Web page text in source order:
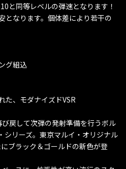
と同等レベルの弾速となります！
となります。個体差により若干の
グ組込
た、モダナイズドVSR
戻して次弾の発射準備を行うボル
シリーズ。東京マルイ・オリジナル
ブラック＆ゴールドの新色が登